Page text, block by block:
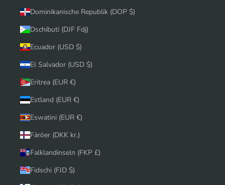
Dominikanische Republik (DOP $)
Dschibuti (DJF Fdj)
Ecuador (USD $)
El Salvador (USD $)
Eritrea (EUR €)
Estland (EUR €)
Eswatini (EUR €)
Färöer (DKK kr.)
Falklandinseln (FKP £)
Fidschi (FJD $)